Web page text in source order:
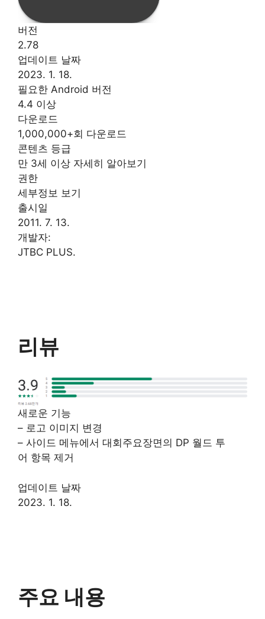
버전
2.78
업데이트 날짜
2023. 1. 18.
필요한 Android 버전
4.4 이상
다운로드
1,000,000+회 다운로드
콘텐츠 등급
만 3세 이상 자세히 알아보기
권한
세부정보 보기
출시일
2011. 7. 13.
개발자:
JTBC PLUS.
리뷰
새로운 기능
– 로고 이미지 변경
– 사이드 메뉴에서 대회주요장면의 DP 월드 투
어 항목 제거
업데이트 날짜
2023. 1. 18.
주요 내용